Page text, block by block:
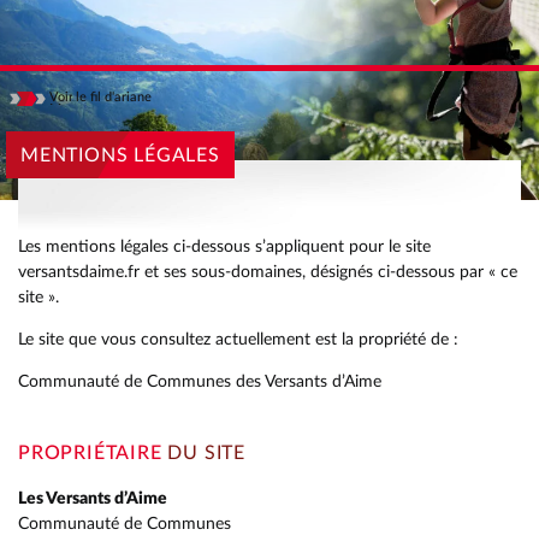
MENTIONS LÉGALES
Voir
Masquer
le fil d'ariane
MENTIONS LÉGALES
Les mentions légales ci-dessous s’appliquent pour le site
versantsdaime.fr et ses sous-domaines, désignés ci-dessous par « ce
site ».
Le site que vous consultez actuellement est la propriété de :
Communauté de Communes des Versants d’Aime
PROPRIÉTAIRE DU SITE
Les Versants d’Aime
Communauté de Communes